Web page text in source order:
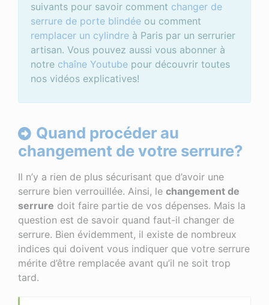
suivants pour savoir comment changer de
serrure de porte blindée ou comment
remplacer un cylindre à Paris par un serrurier
artisan. Vous pouvez aussi vous abonner à
notre chaîne Youtube pour découvrir toutes
nos vidéos explicatives!
Quand procéder au
changement de votre serrure?
Il n’y a rien de plus sécurisant que d’avoir une
serrure bien verrouillée. Ainsi, le changement de
serrure doit faire partie de vos dépenses. Mais la
question est de savoir quand faut-il changer de
serrure. Bien évidemment, il existe de nombreux
indices qui doivent vous indiquer que votre serrure
mérite d’être remplacée avant qu’il ne soit trop
tard.